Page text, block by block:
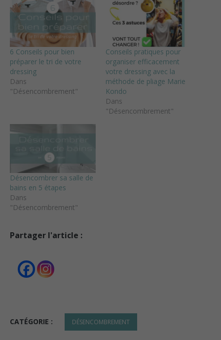
6 Conseils pour bien
préparer le tri de votre
dressing
Dans
"Désencombrement"
Conseils pratiques pour
organiser efficacement
votre dressing avec la
méthode de pliage Marie
Kondo
Dans
"Désencombrement"
Désencombrer sa salle de
bains en 5 étapes
Dans
"Désencombrement"
Partager l'article :
CATÉGORIE : DÉSENCOMBREMENT